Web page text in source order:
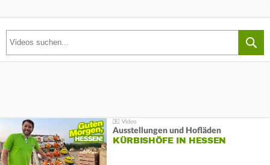
Ausstellungen und Hofläden
KÜRBISHÖFE IN HESSEN